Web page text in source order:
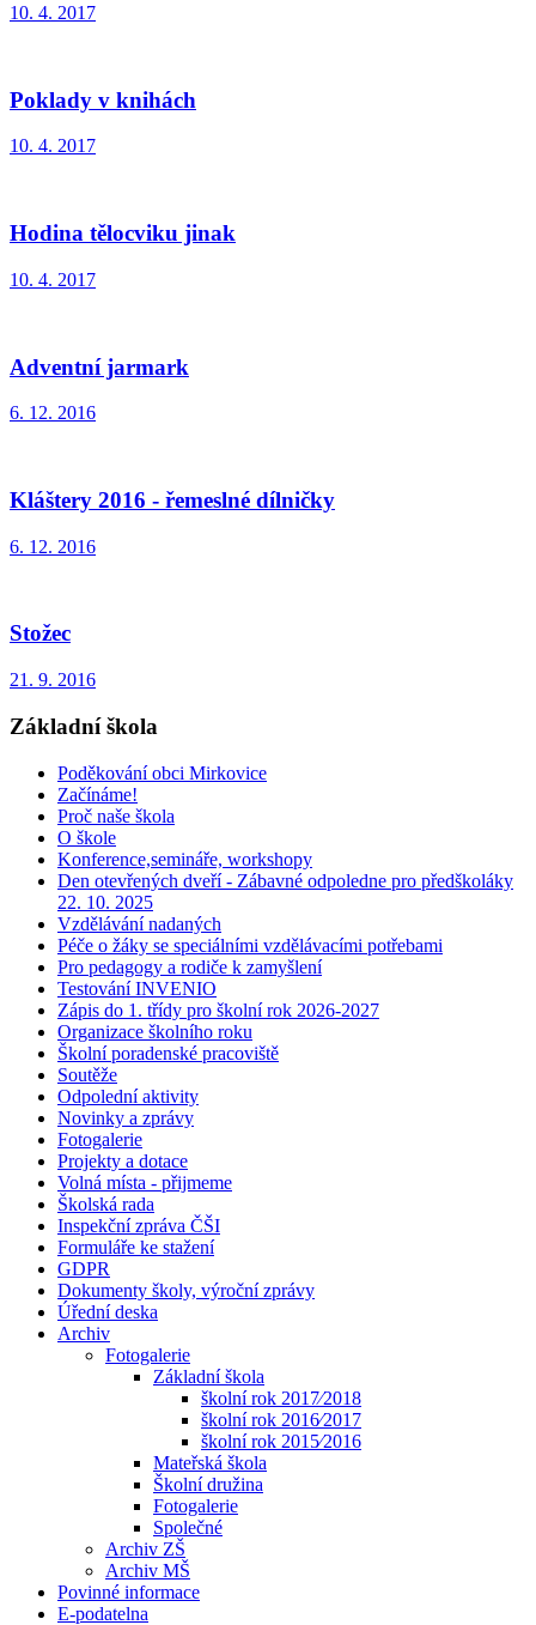
10. 4. 2017
Poklady v knihách
10. 4. 2017
Hodina tělocviku jinak
10. 4. 2017
Adventní jarmark
6. 12. 2016
Kláštery 2016 - řemeslné dílničky
6. 12. 2016
Stožec
21. 9. 2016
Základní škola
Poděkování obci Mirkovice
Začínáme!
Proč naše škola
O škole
Konference,semináře, workshopy
Den otevřených dveří - Zábavné odpoledne pro předškoláky
22. 10. 2025
Vzdělávání nadaných
Péče o žáky se speciálními vzdělávacími potřebami
Pro pedagogy a rodiče k zamyšlení
Testování INVENIO
Zápis do 1. třídy pro školní rok 2026-2027
Organizace školního roku
Školní poradenské pracoviště
Soutěže
Odpolední aktivity
Novinky a zprávy
Fotogalerie
Projekty a dotace
Volná místa - přijmeme
Školská rada
Inspekční zpráva ČŠI
Formuláře ke stažení
GDPR
Dokumenty školy, výroční zprávy
Úřední deska
Archiv
Fotogalerie
Základní škola
školní rok 2017⁄2018
školní rok 2016⁄2017
školní rok 2015⁄2016
Mateřská škola
Školní družina
Fotogalerie
Společné
Archiv ZŠ
Archiv MŠ
Povinné informace
E-podatelna